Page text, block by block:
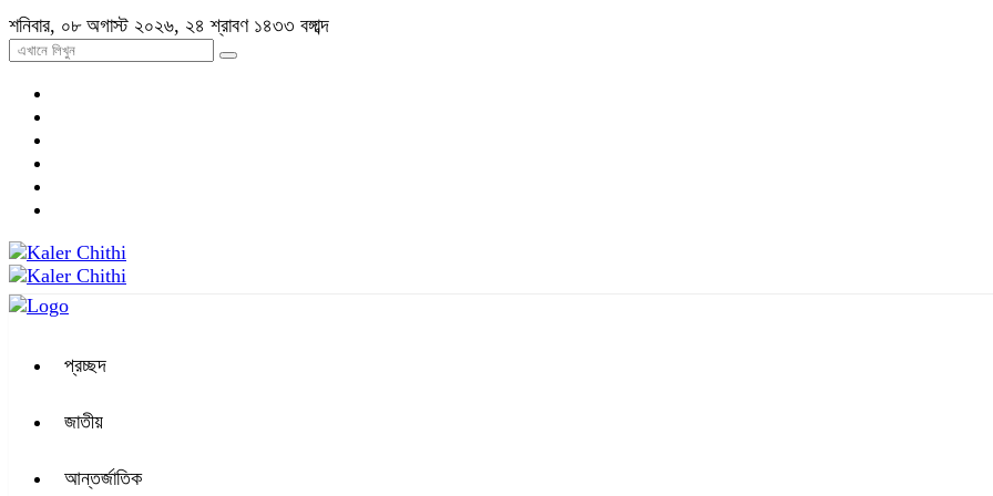
শনিবার, ০৮ অগাস্ট ২০২৬, ২৪ শ্রাবণ ১৪৩৩ বঙ্গাব্দ
প্রচ্ছদ
জাতীয়
আন্তর্জাতিক